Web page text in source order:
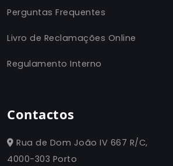
Perguntas Frequentes
Livro de Reclamações Online
Regulamento Interno
Contactos
Rua de Dom João IV 667 R/C,
4000-303 Porto